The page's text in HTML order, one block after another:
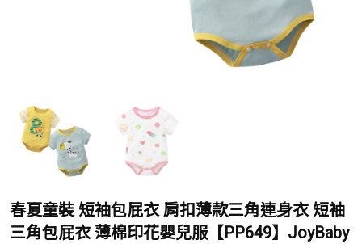
春夏童裝 短袖包屁衣 肩扣薄款三角連身衣 短袖
三角包屁衣 薄棉印花嬰兒服【PP649】JoyBaby